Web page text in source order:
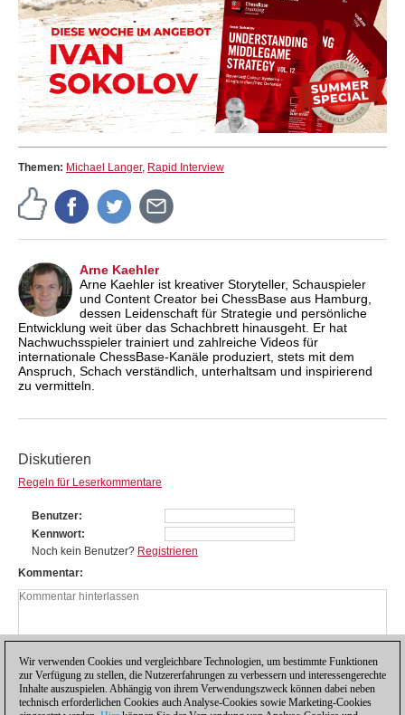
Themen: Michael Langer, Rapid Interview
Arne Kaehler
Arne Kaehler ist kreativer Storyteller, Schauspieler
und Content Creator bei ChessBase aus Hamburg,
dessen Leidenschaft für Strategie und persönliche
Entwicklung weit über das Schachbrett hinausgeht. Er hat
Nachwuchsspieler trainiert und zahlreiche Videos für
internationale ChessBase-Kanäle produziert, stets mit dem
Anspruch, Schach verständlich, unterhaltsam und inspirierend
zu vermitteln.
Diskutieren
Regeln für Leserkommentare
Benutzer
Kennwort
Noch kein Benutzer? Registrieren
Kommentar
Wir verwenden Cookies und vergleichbare Technologien, um bestimmte Funktionen
zur Verfügung zu stellen, die Nutzererfahrungen zu verbessern und interessengerechte
Inhalte auszuspielen. Abhängig von ihrem Verwendungszweck können dabei neben
technisch erforderlichen Cookies auch Analyse-Cookies sowie Marketing-Cookies